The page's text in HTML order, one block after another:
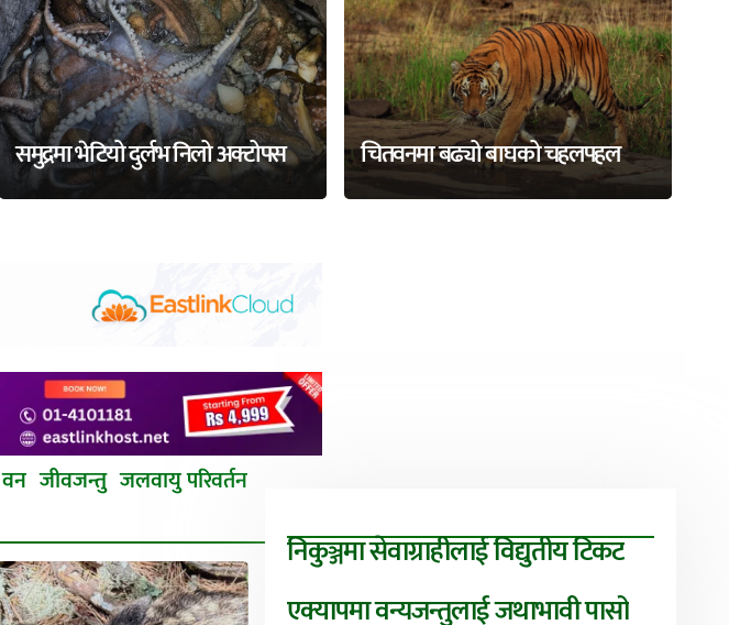
समुद्रमा भेटियो दुर्लभ निलो अक्टोपस चितवनमा बढ्यो बाघको चहलपहल
वन जीवजन्तु जलवायु परिवर्तन
निकुञ्जमा सेवाग्राहीलाई विद्युतीय टिकट
एक्यापमा वन्यजन्तुलाई जथाभावी पासो